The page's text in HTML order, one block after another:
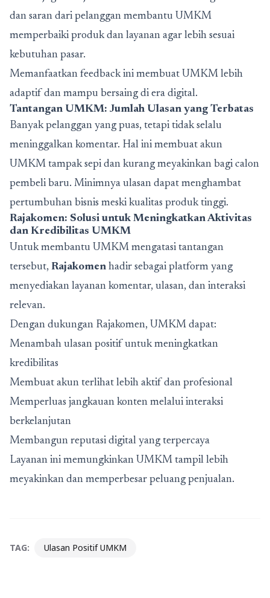
dan saran dari pelanggan membantu UMKM
memperbaiki produk dan layanan agar lebih sesuai
kebutuhan pasar.
Memanfaatkan feedback ini membuat UMKM lebih
adaptif dan mampu bersaing di era digital.
Tantangan UMKM: Jumlah Ulasan yang Terbatas
Banyak pelanggan yang puas, tetapi tidak selalu
meninggalkan komentar. Hal ini membuat akun
UMKM tampak sepi dan kurang meyakinkan bagi calon
pembeli baru. Minimnya ulasan dapat menghambat
pertumbuhan bisnis meski kualitas produk tinggi.
Rajakomen: Solusi untuk Meningkatkan Aktivitas
dan Kredibilitas UMKM
Untuk membantu UMKM mengatasi tantangan
tersebut, Rajakomen hadir sebagai platform yang
menyediakan layanan komentar, ulasan, dan interaksi
relevan.
Dengan dukungan Rajakomen, UMKM dapat:
Menambah ulasan positif untuk meningkatkan
kredibilitas
Membuat akun terlihat lebih aktif dan profesional
Memperluas jangkauan konten melalui interaksi
berkelanjutan
Membangun reputasi digital yang terpercaya
Layanan ini memungkinkan UMKM tampil lebih
meyakinkan dan memperbesar peluang penjualan.
TAG: Ulasan Positif UMKM